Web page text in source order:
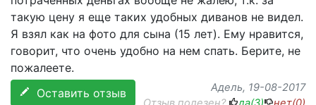
такую цену я еще таких удобных диванов не видел.
Я взял как на фото для сына (15 лет). Ему нравится,
говорит, что очень удобно на нем спать. Берите, не
пожалеете.
Оставить отзыв
Адель, 19-08-2017